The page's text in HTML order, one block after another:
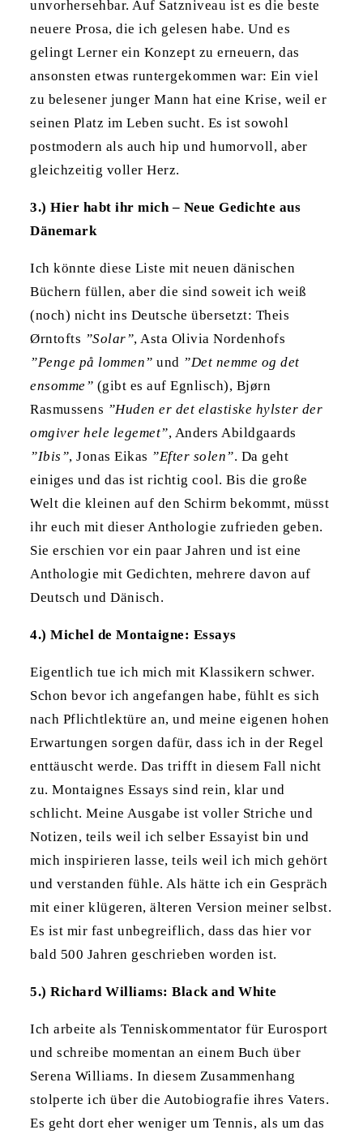
unvorhersehbar. Auf Satzniveau ist es die beste
neuere Prosa, die ich gelesen habe. Und es
gelingt Lerner ein Konzept zu erneuern, das
ansonsten etwas runtergekommen war: Ein viel
zu belesener junger Mann hat eine Krise, weil er
seinen Platz im Leben sucht. Es ist sowohl
postmodern als auch hip und humorvoll, aber
gleichzeitig voller Herz.
3.) Hier habt ihr mich – Neue Gedichte aus
Dänemark
Ich könnte diese Liste mit neuen dänischen
Büchern füllen, aber die sind soweit ich weiß
(noch) nicht ins Deutsche übersetzt: Theis
Ørntofts ”Solar”, Asta Olivia Nordenhofs
”Penge på lommen” und ”Det nemme og det
ensomme” (gibt es auf Egnlisch), Bjørn
Rasmussens ”Huden er det elastiske hylster der
omgiver hele legemet”, Anders Abildgaards
”Ibis”, Jonas Eikas ”Efter solen”. Da geht
einiges und das ist richtig cool. Bis die große
Welt die kleinen auf den Schirm bekommt, müsst
ihr euch mit dieser Anthologie zufrieden geben.
Sie erschien vor ein paar Jahren und ist eine
Anthologie mit Gedichten, mehrere davon auf
Deutsch und Dänisch.
4.) Michel de Montaigne: Essays
Eigentlich tue ich mich mit Klassikern schwer.
Schon bevor ich angefangen habe, fühlt es sich
nach Pflichtlektüre an, und meine eigenen hohen
Erwartungen sorgen dafür, dass ich in der Regel
enttäuscht werde. Das trifft in diesem Fall nicht
zu. Montaignes Essays sind rein, klar und
schlicht. Meine Ausgabe ist voller Striche und
Notizen, teils weil ich selber Essayist bin und
mich inspirieren lasse, teils weil ich mich gehört
und verstanden fühle. Als hätte ich ein Gespräch
mit einer klügeren, älteren Version meiner selbst.
Es ist mir fast unbegreiflich, dass das hier vor
bald 500 Jahren geschrieben worden ist.
5.) Richard Williams: Black and White
Ich arbeite als Tenniskommentator für Eurosport
und schreibe momentan an einem Buch über
Serena Williams. In diesem Zusammenhang
stolperte ich über die Autobiografie ihres Vaters.
Es geht dort eher weniger um Tennis, als um das